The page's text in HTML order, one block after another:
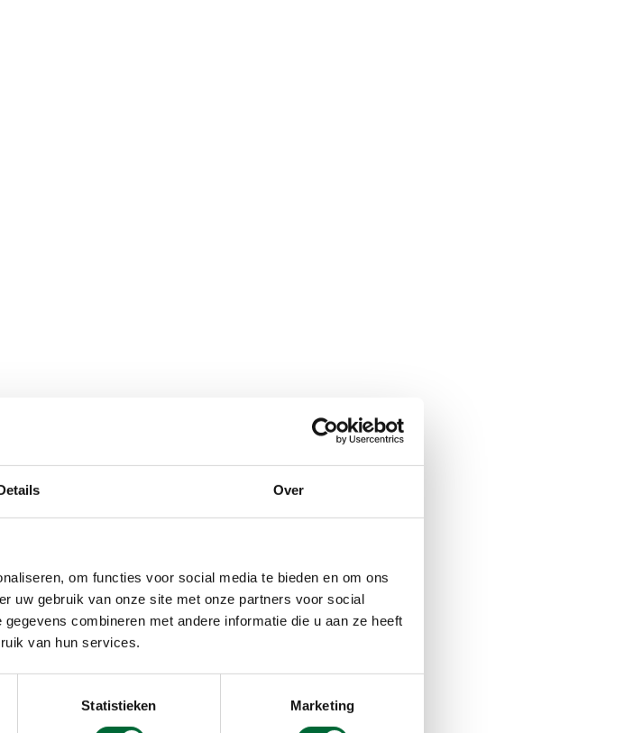
Over
om functies voor social media te bieden en om ons
uw gebruik van onze site met onze partners voor social
combineren met andere informatie die u aan ze heeft
van hun services.
Statistieken Marketing